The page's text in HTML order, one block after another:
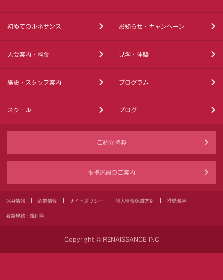
初めてのルネサンス お知らせ・キャンペーン
入会案内・料金 見学・体験
施設・スタッフ案内 プログラム
スクール ブログ
ご紹介特典
提携施設のご案内
採用情報 企業情報 サイトポリシー 個人情報保護方針 推奨環境
会員規約・規則等
Copyright © RENAISSANCE INC